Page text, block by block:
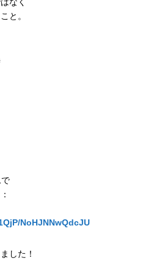
と。
で
NoHJNNwQdcJU
した！